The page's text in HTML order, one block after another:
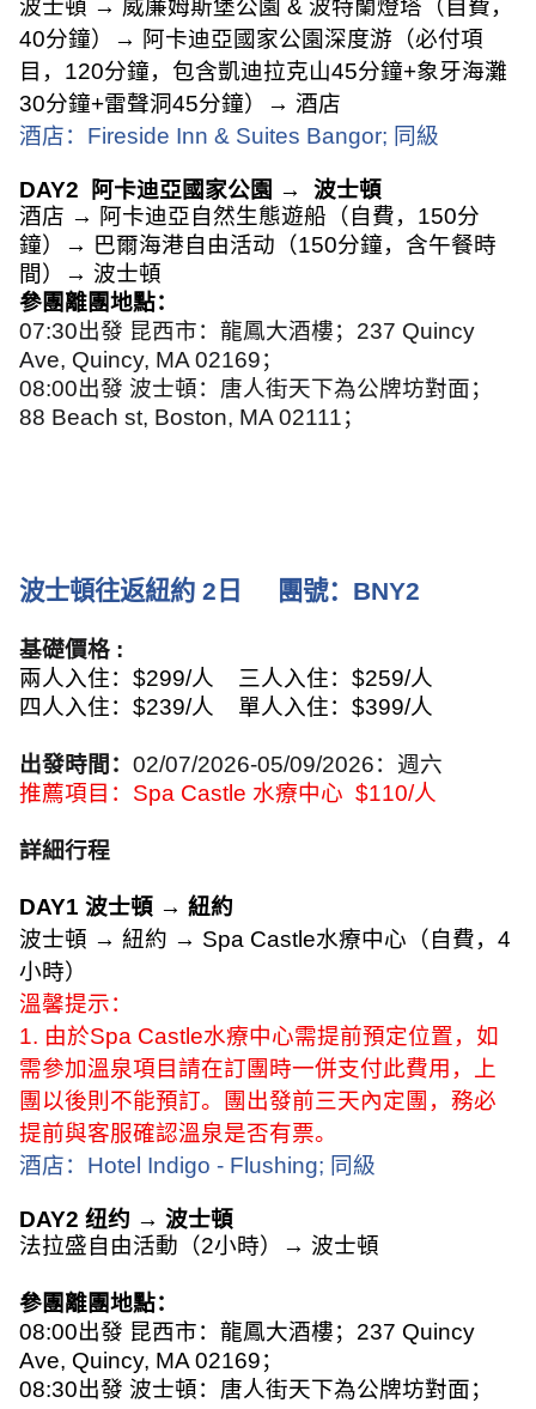
波士頓 → 威廉姆斯堡公園 & 波特蘭燈塔（自費，
40分鐘） → 阿卡迪亞國家公園深度游（必付項
目， 120分鐘，包含凱迪拉克山45分鐘+象牙海灘
30分鐘+雷聲洞45分鐘） → 酒店
酒店： Fireside Inn & Suites Bangor; 同級
DAY2 阿卡迪亞國家公園 → 波士頓
酒店 → 阿卡迪亞自然生態遊船（自費， 150分
鐘）
→ 巴爾海港自由活动（150分鐘，含午餐時
間）
→ 波士頓
參團離團地點：
07:30出發 昆西市：龍鳳大酒樓； 237 Quincy
Ave, Quincy, MA 02169；
08:00出發 波士頓：唐人街天下為公牌坊對面；
88 Beach st, Boston, MA 02111；
波士頓往返紐約 2 日 團號： BNY2
基礎價格 :
兩人入住： $299/人 三人入住： $259/人
四人入住： $239/人 單人入住： $399/人
出發時間： 02/07/2026-05/09/2026：週六
推薦項目： Spa Castle 水療中心 $110/人
詳細行程
DAY1 波士頓 → 紐約
波士頓 → 紐約 → Spa Castle水療中心（自費， 4
小時）
溫馨提示：
1. 由於Spa Castle水療中心需提前預定位置，如
需參加溫泉項目請在訂團時一併支付此費用，上
團以後則不能預訂。團出發前三天內定團，務必
提前與客服確認溫泉是否有票。
酒店： Hotel Indigo - Flushing; 同級
DAY2 纽约 → 波士頓
法拉盛自由活動（2小時） → 波士頓
參團離團地點：
08:00出發 昆西市：龍鳳大酒樓； 237 Quincy
Ave, Quincy, MA 02169；
08:30出發 波士頓：唐人街天下為公牌坊對面；